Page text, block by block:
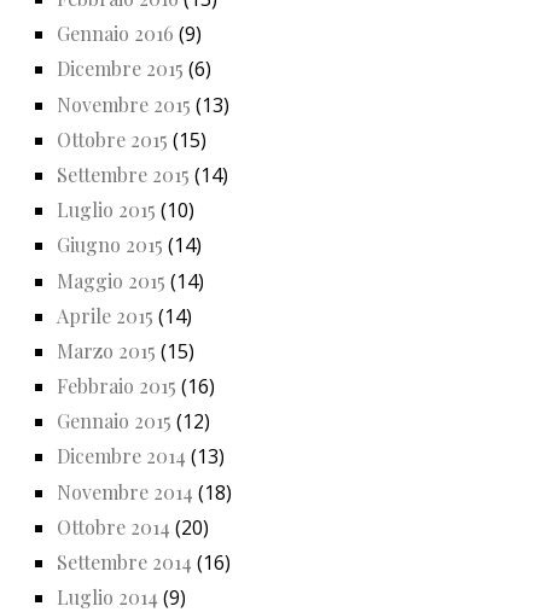
Gennaio 2016 (9)
Dicembre 2015 (6)
Novembre 2015 (13)
Ottobre 2015 (15)
Settembre 2015 (14)
Luglio 2015 (10)
Giugno 2015 (14)
Maggio 2015 (14)
Aprile 2015 (14)
Marzo 2015 (15)
Febbraio 2015 (16)
Gennaio 2015 (12)
Dicembre 2014 (13)
Novembre 2014 (18)
Ottobre 2014 (20)
Settembre 2014 (16)
Luglio 2014 (9)